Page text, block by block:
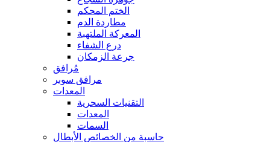
الختم المحكم
مطاردة الدم
المعركة الملتهبة
درع الشفاء
جرعة الزمكان
مُرافق
مرافق سوبر
المعدات
التقنيات السحرية
المعدات
السمات
حاسبة من الخصائص الأبطال